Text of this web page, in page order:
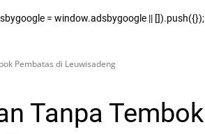
= window.adsbygoogle || []).push({});
Pembatas di Leuwisadeng
Tanpa Tembok